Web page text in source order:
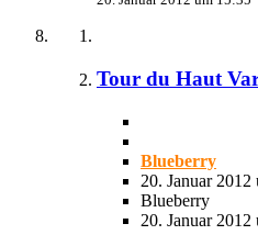
Tour du Haut
Blueberry
20. Januar 2012
Blueberry
20. Januar 2012